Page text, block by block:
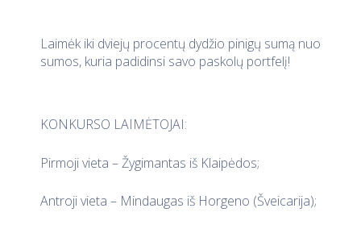
Laimėk iki dviejų procentų dydžio pinigų sumą nuo
sumos, kuria padidinsi savo paskolų portfelį!
KONKURSO LAIMĖTOJAI:
Pirmoji vieta – Žygimantas iš Klaipėdos;
Antroji vieta – Mindaugas iš Horgeno (Šveicarija);